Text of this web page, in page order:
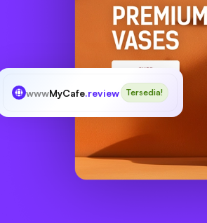
wwwMyCafe.review Tersedia!